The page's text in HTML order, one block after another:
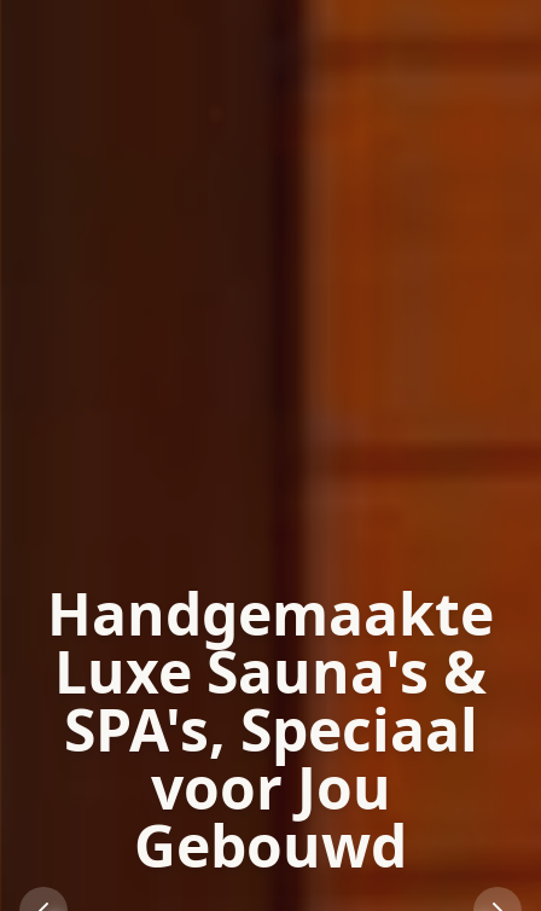
Handgemaakte
Luxe Sauna's &
SPA's, Speciaal
voor Jou
Gebouwd